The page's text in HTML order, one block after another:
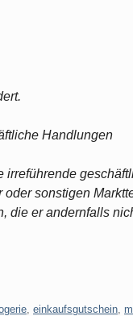
Handlungen
irreführende
oder sonstigen
die er andernfalls
einkaufsgutschein